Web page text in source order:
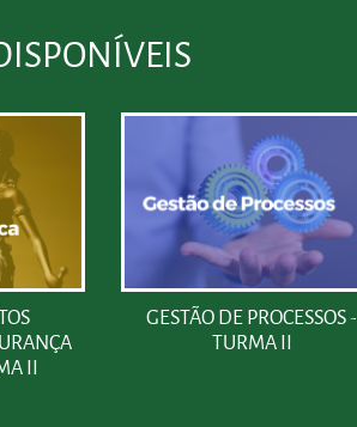
II
GESTÃO DE PROCESSOS -
TURMA II